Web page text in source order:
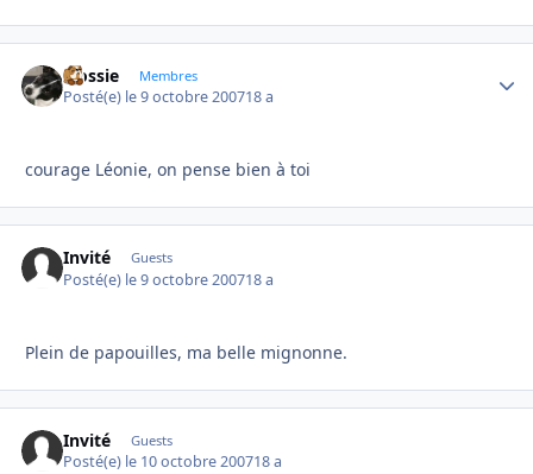
Flossie Membres
Posté(e) le 9 octobre 200718 a
courage Léonie, on pense bien à toi
Invité Guests
Posté(e) le 9 octobre 200718 a
Plein de papouilles, ma belle mignonne.
Invité Guests
Posté(e) le 10 octobre 200718 a